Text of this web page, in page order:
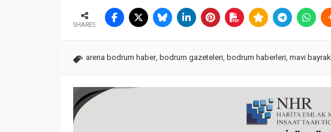
SHARES
arena bodrum haber, bodrum gazeteleri bodrum haberleri mavi bayrak